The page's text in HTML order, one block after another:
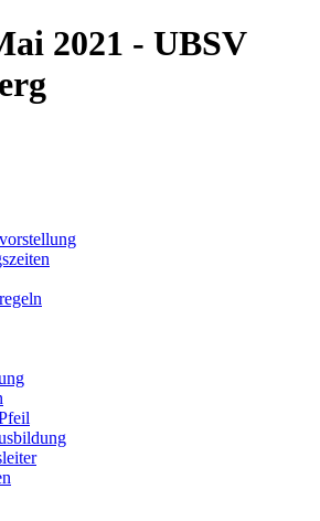
2021 - UBSV